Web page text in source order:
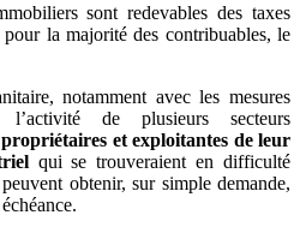
sont redevables des taxes
pour la majorité des contribuables, le
notamment avec les mesures
l’activité de plusieurs secteurs
et exploitantes de leur
qui se trouveraient en difficulté
obtenir, sur simple demande,